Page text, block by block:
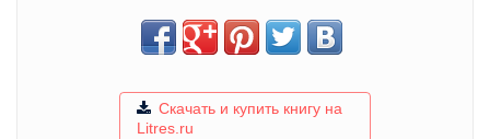
Скачать и купить книгу на
Litres.ru